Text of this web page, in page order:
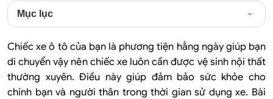
Mục lục
Chiếc xe ô tô của bạn là phương tiện hằng ngày giúp bạn
di chuyển vậy nên chiếc xe luôn cần được vệ sinh nội thất
thường xuyên. Điều này giúp đảm bảo sức khỏe cho
chính bạn và người thân trong thời gian sử dụng xe. Bài